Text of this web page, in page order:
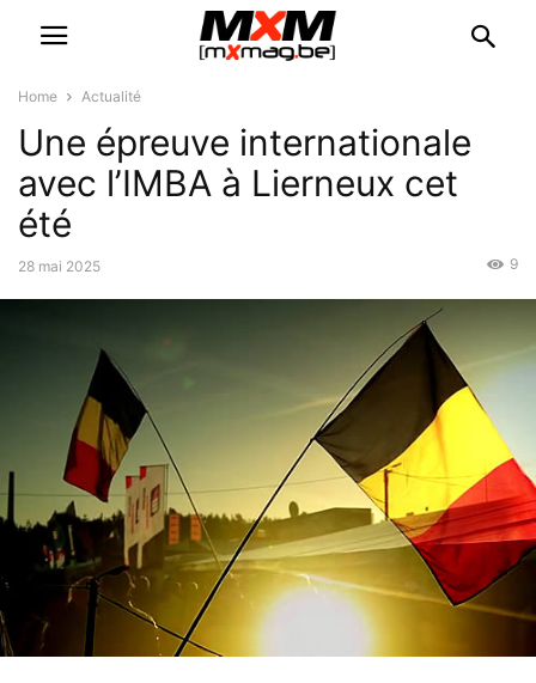
Home Actualité
Une épreuve internationale
avec l’IMBA à Lierneux cet
été
28 mai 2025 9